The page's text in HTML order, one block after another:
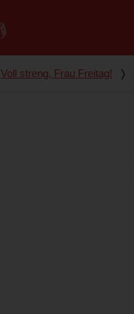
Voll streng, Frau Freitag! ❭